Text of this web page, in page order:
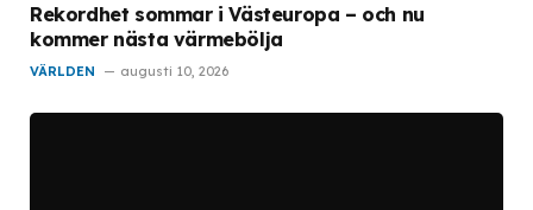
Rekordhet sommar i Västeuropa – och nu
kommer nästa värmebölja
VÄRLDEN augusti 10, 2026